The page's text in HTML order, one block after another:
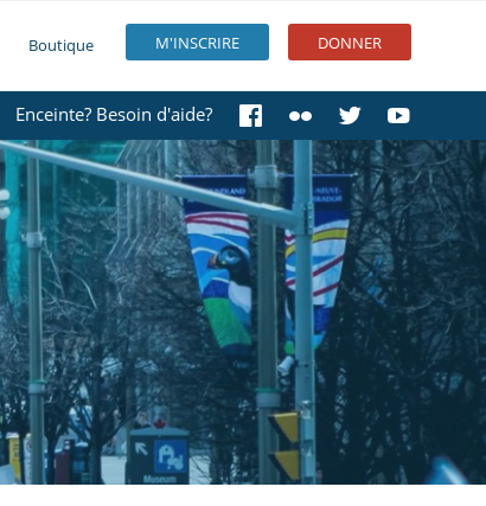
M'INSCRIRE DONNER
Boutique
Enceinte? Besoin d'aide?